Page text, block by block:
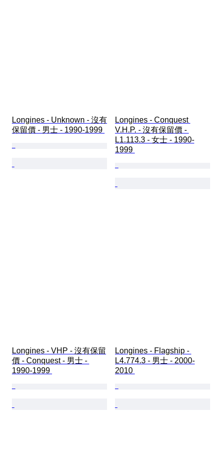
Longines - Unknown - 沒有
保留價 - 男士 - 1990-1999
Longines - Conquest
V.H.P. - 沒有保留價 -
L1.113.3 - 女士 - 1990-
1999
Longines - VHP - 沒有保留
價 - Conquest - 男士 -
1990-1999
Longines - Flagship -
L4.774.3 - 男士 - 2000-
2010